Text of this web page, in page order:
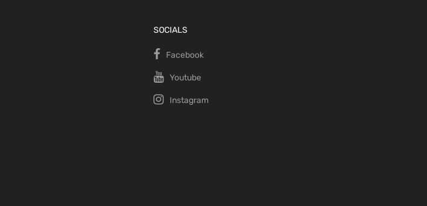
SOCIALS
Facebook
Youtube
Instagram